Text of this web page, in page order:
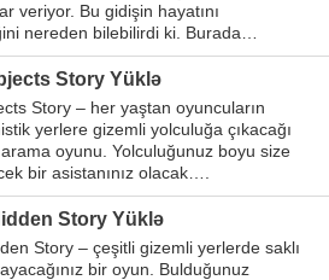
veriyor. Bu gidişin hayatını
nereden bilebilirdi ki. Burada…
Story Yüklə
Story – her yaştan oyuncuların
yerlere gizemli yolculuğa çıkacağı
oyunu. Yolculuğunuz boyu size
bir asistanınız olacak….
Story Yüklə
Story – çeşitli gizemli yerlerde saklı
bir oyun. Bulduğunuz